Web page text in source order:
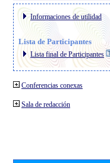
Informaciones de utilidad
Lista de Participantes
Lista final de Participantes
Conferencias conexas
Sala de redacción